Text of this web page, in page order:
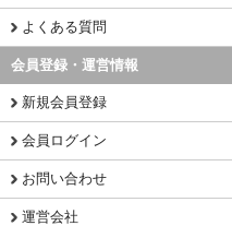
よくある質問
会員登録・運営情報
新規会員登録
会員ログイン
お問い合わせ
運営会社